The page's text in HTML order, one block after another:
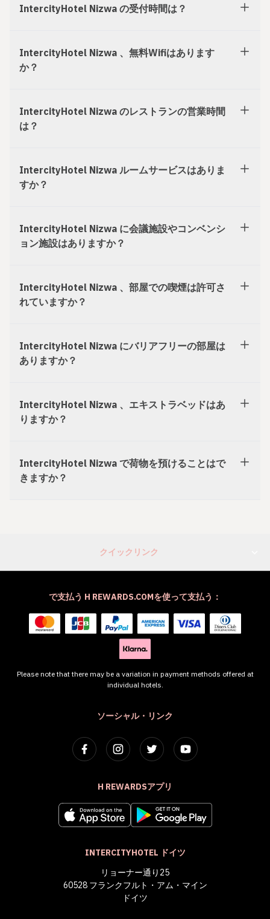
IntercityHotel Nizwa の受付時間は？
IntercityHotel Nizwa 、無料Wifiはあります
か？
IntercityHotel Nizwa のレストランの営業時間
は？
IntercityHotel Nizwa ルームサービスはありま
すか？
IntercityHotel Nizwa に会議施設やコンベンシ
ョン施設はありますか？
IntercityHotel Nizwa 、部屋での喫煙は許可さ
れていますか？
IntercityHotel Nizwa にバリアフリーの部屋は
ありますか？
IntercityHotel Nizwa 、エキストラベッドはあ
りますか？
IntercityHotel Nizwa で荷物を預けることはで
きますか？
クイックリンク
ソーシャル・リンク
H REWARDSアプリ
INTERCITYHOTEL ドイツ
リョーナー通り25
60528 フランクフルト・アム・マイン
ドイツ
で支払う H REWARDS.COMを使って支払う：
Please note that there may be a variation in payment methods offered at
individual hotels.